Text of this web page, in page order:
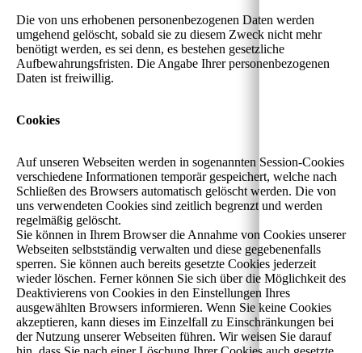
Die von uns erhobenen personenbezogenen Daten werden
umgehend gelöscht, sobald sie zu diesem Zweck nicht mehr
benötigt werden, es sei denn, es bestehen gesetzliche
Aufbewahrungsfristen. Die Angabe Ihrer personenbezogenen
Daten ist freiwillig.
Cookies
Auf unseren Webseiten werden in sogenannten Session-Cookies
verschiedene Informationen temporär gespeichert, welche nach
Schließen des Browsers automatisch gelöscht werden. Die von
uns verwendeten Cookies sind zeitlich begrenzt und werden
regelmäßig gelöscht.
Sie können in Ihrem Browser die Annahme von Cookies unserer
Webseiten selbstständig verwalten und diese gegebenenfalls
sperren. Sie können auch bereits gesetzte Cookies jederzeit
wieder löschen. Ferner können Sie sich über die Möglichkeit des
Deaktivierens von Cookies in den Einstellungen Ihres
ausgewählten Browsers informieren. Wenn Sie keine Cookies
akzeptieren, kann dieses im Einzelfall zu Einschränkungen bei
der Nutzung unserer Webseiten führen. Wir weisen Sie darauf